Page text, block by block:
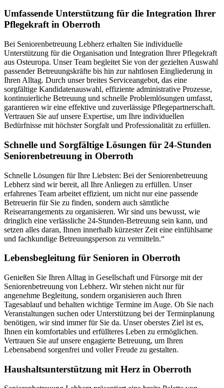
Umfassende Unterstützung für die Integration Ihrer
Pflegekraft in Oberroth
Bei Seniorenbetreuung Lebherz erhalten Sie individuelle
Unterstützung für die Organisation und Integration Ihrer Pflegekraft
aus Osteuropa. Unser Team begleitet Sie von der gezielten Auswahl
passender Betreuungskräfte bis hin zur nahtlosen Eingliederung in
Ihren Alltag. Durch unser breites Serviceangebot, das eine
sorgfältige Kandidatenauswahl, effiziente administrative Prozesse,
kontinuierliche Betreuung und schnelle Problemlösungen umfasst,
garantieren wir eine effektive und zuverlässige Pflegepartnerschaft.
Vertrauen Sie auf unsere Expertise, um Ihre individuellen
Bedürfnisse mit höchster Sorgfalt und Professionalität zu erfüllen.
Schnelle und Sorgfältige Lösungen für 24-Stunden
Seniorenbetreuung in Oberroth
Schnelle Lösungen für Ihre Liebsten: Bei der Seniorenbetreuung
Lebherz sind wir bereit, all Ihre Anliegen zu erfüllen. Unser
erfahrenes Team arbeitet effizient, um nicht nur eine passende
Betreuerin für Sie zu finden, sondern auch sämtliche
Reisearrangements zu organisieren. Wir sind uns bewusst, wie
dringlich eine verlässliche 24-Stunden-Betreuung sein kann, und
setzen alles daran, Ihnen innerhalb kürzester Zeit eine einfühlsame
und fachkundige Betreuungsperson zu vermitteln.“
Lebensbegleitung für Senioren in Oberroth
Genießen Sie Ihren Alltag in Gesellschaft und Fürsorge mit der
Seniorenbetreuung von Lebherz. Wir stehen nicht nur für
angenehme Begleitung, sondern organisieren auch Ihren
Tagesablauf und behalten wichtige Termine im Auge. Ob Sie nach
Veranstaltungen suchen oder Unterstützung bei der Terminplanung
benötigen, wir sind immer für Sie da. Unser oberstes Ziel ist es,
Ihnen ein komfortables und erfüllteres Leben zu ermöglichen.
Vertrauen Sie auf unsere engagierte Betreuung, um Ihren
Lebensabend sorgenfrei und voller Freude zu gestalten.
Haushalts­unterstützung mit Herz in Oberroth